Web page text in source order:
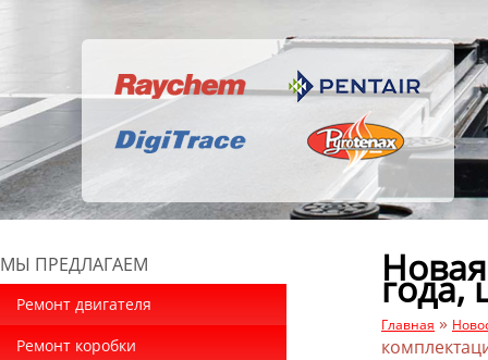
МЫ ПРЕДЛАГАЕМ
Ремонт двигателя
Ремонт коробки
года,
Главная »